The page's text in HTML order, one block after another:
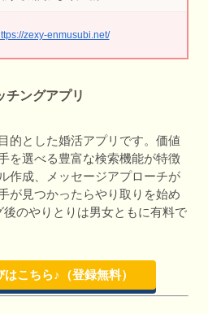
zexy-enmusubi.net/
チングアプリ
的とした婚活アプリです。価値
を選べる豊富な検索機能が特徴
作成、メッセージアプローチが
が見つかったらやり取りを始め
のやりとりは男女ともに有料で
こちら♪（登録無料）